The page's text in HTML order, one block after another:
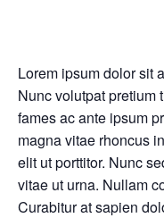
Lorem ipsum dolor sit
Nunc volutpat pretium
fames ac ante ipsum
magna vitae rhoncus
elit ut porttitor. Nunc
vitae ut urna. Nullam
Curabitur at sapien